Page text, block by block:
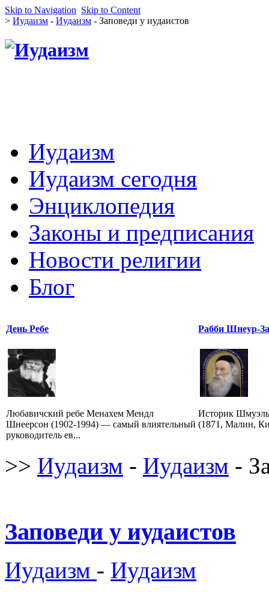
Skip to Navigation Skip to Content
> Иудаизм - Иудаизм - Заповеди у иудаистов
Иудаизм
Иудаизм сегодня
Энциклопедия
Законы и предписания
Новости религии
Блог
День Ребе
Любавичский ребе Менахем Мендл
Шнеерсон (1902-1994) — самый влиятельный
руководитель ев...
Рабби Шнеур-
Историк
(1871, Малин,
>> Иудаизм - Иудаизм -
Заповеди у иудаистов
Иудаизм - Иудаизм